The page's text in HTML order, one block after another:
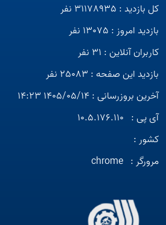
کل بازدید : 31178935 نفر
بازدید امروز : 13075 نفر
کاربران آنلاین : 31 نفر
بازدید این صفحه : 25083 نفر
آخرین بروزرسانی : 1405/05/14 14:23
آی پی : 10.5.176.110
کشور :
مرورگر : chrome